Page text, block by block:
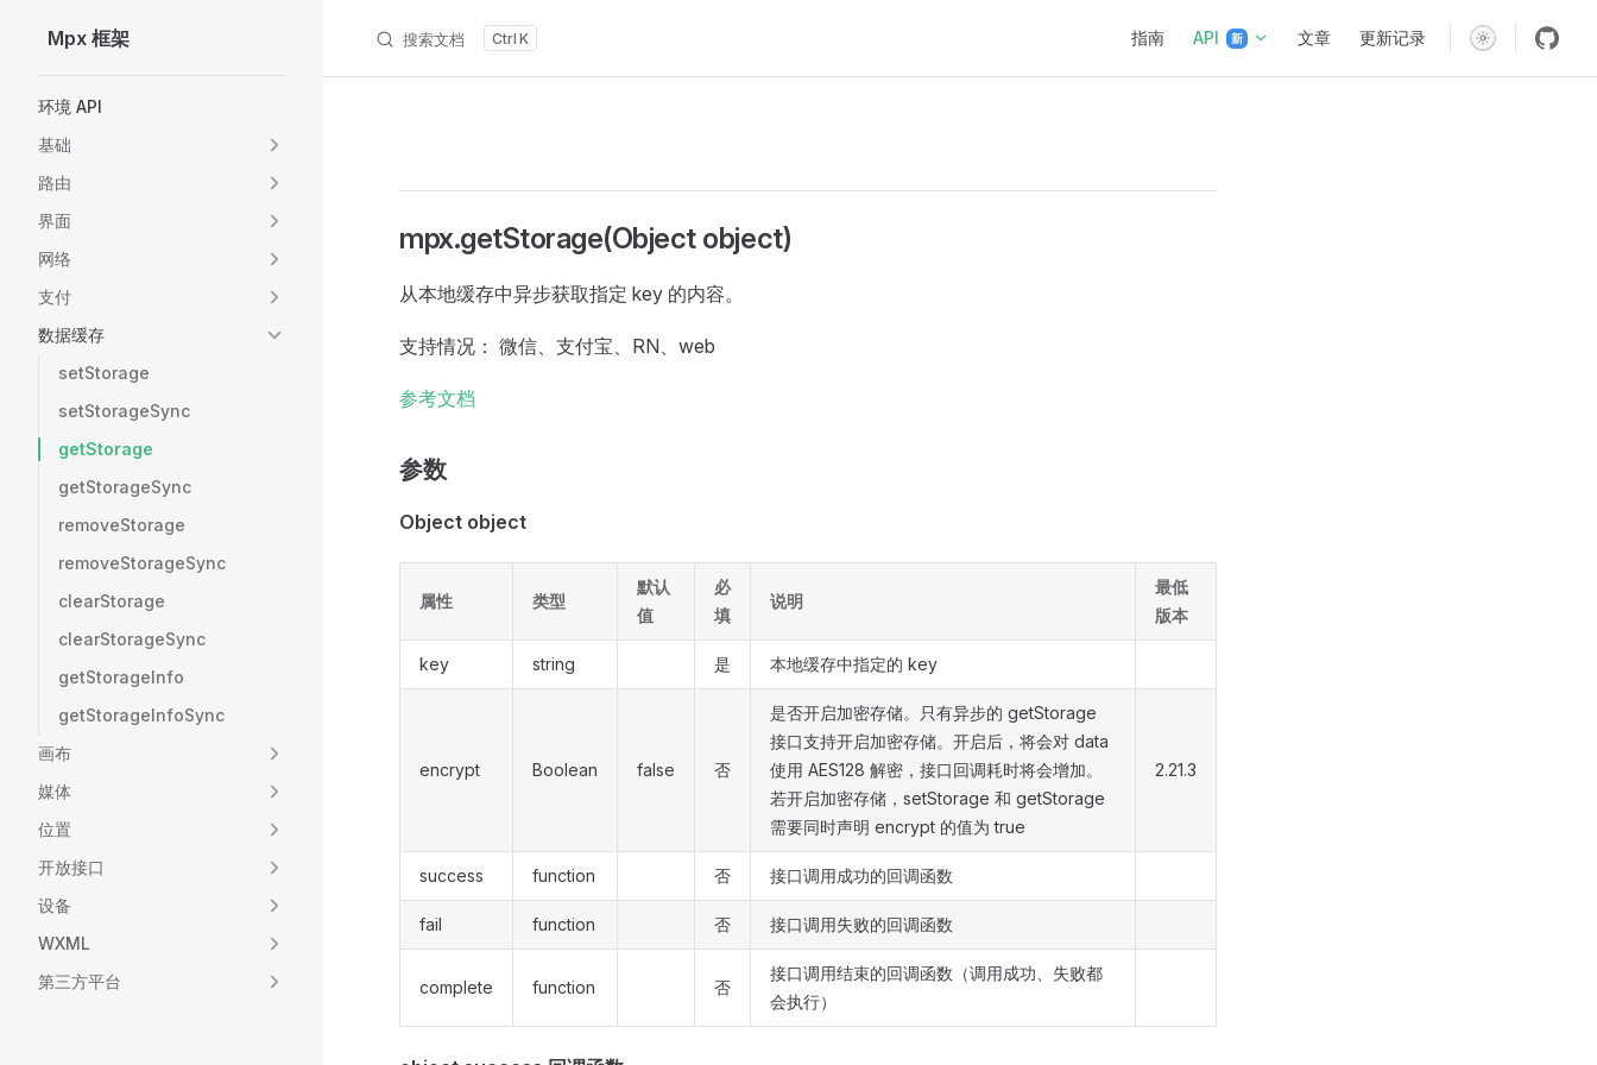
Skip to content
Mpx 框架 搜索文档 K 指南 API 新 文章 更新记录
环境 API
基础
路由
界面
网络
支付
数据缓存
setStorage
setStorageSync
getStorage
getStorageSync
removeStorage
removeStorageSync
clearStorage
clearStorageSync
getStorageInfo
getStorageInfoSync
画布
媒体
位置
开放接口
设备
WXML
第三方平台
mpx.getStorage(Object object)
从本地缓存中异步获取指定 key 的内容。
支持情况： 微信、支付宝、RN、web
参考文档
参数
Object object
属性 类型
默认
值
必
填
说明
最低
版本
key string 是 本地缓存中指定的 key
encrypt Boolean false 否
是否开启加密存储。只有异步的 getStorage
接口支持开启加密存储。开启后，将会对 data
使用 AES128 解密，接口回调耗时将会增加。
若开启加密存储，setStorage 和 getStorage
需要同时声明 encrypt 的值为 true
2.21.3
success function 否 接口调用成功的回调函数
fail function 否 接口调用失败的回调函数
complete function 否
接口调用结束的回调函数（调用成功、失败都
会执行）